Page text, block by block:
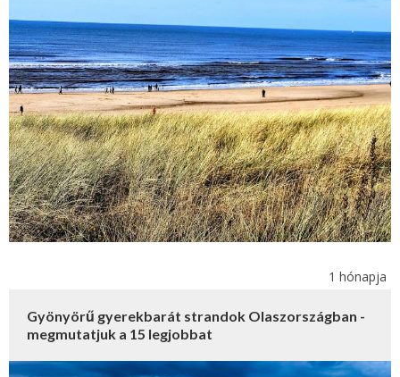
1 hónapja
Gyönyörű gyerekbarát strandok Olaszországban -
megmutatjuk a 15 legjobbat